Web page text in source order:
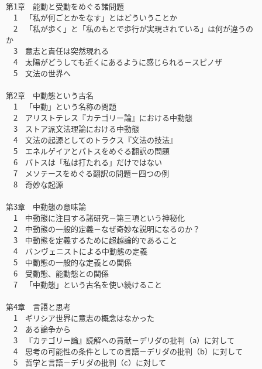
第1章 能動と受動をめぐる諸問題
1 「私が何ごとかをなす」とはどういうことか
2 「私が歩く」と「私のもとで歩行が実現されている」は何が違うの
か
3 意志と責任は突然現れる
4 太陽がどうしても近くにあるように感じられる－スピノザ
5 文法の世界へ
第2章 中動態という古名
1 「中動」という名称の問題
2 アリストテレス『カテゴリー論』における中動態
3 ストア派文法理論における中動態
4 文法の起源としてのトラクス『文法の技法』
5 エネルゲイアとパトスをめぐる翻訳の問題
6 パトスは「私は打たれる」だけではない
7 メソテースをめぐる翻訳の問題－四つの例
8 奇妙な起源
第3章 中動態の意味論
1 中動態に注目する諸研究－第三項という神秘化
2 中動態の一般的定義－なぜ奇妙な説明になるのか？
3 中動態を定義するために超越論的であること
4 バンヴェニストによる中動態の定義
5 中動態の一般的な定義との関係
6 受動態、能動態との関係
7 「中動態」という古名を使い続けること
第4章 言語と思考
1 ギリシア世界に意志の概念はなかった
2 ある論争から
3 『カテゴリー論』読解への貢献－デリダの批判（a）に対して
4 思考の可能性の条件としての言語－デリダの批判（b）に対して
5 哲学と言語－デリダの批判（c）に対して